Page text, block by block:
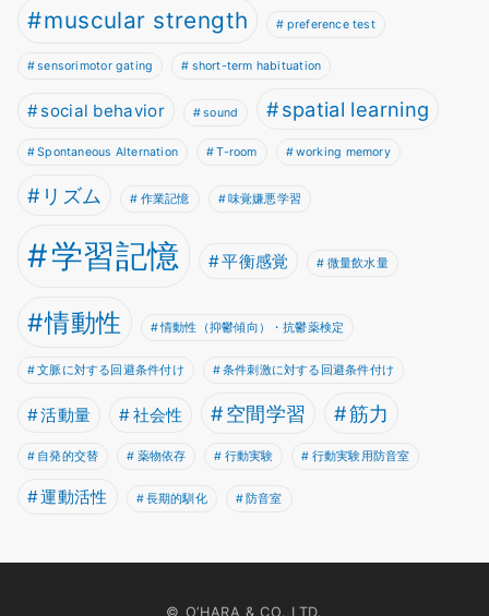
muscular strength preference test
sensorimotor gating short-term habituation
social behavior sound spatial learning
Spontaneous Alternation T-room working memory
リズム 作業記憶 味覚嫌悪学習
学習記憶 平衡感覚 微量飲水量
情動性 情動性（抑鬱傾向）・抗鬱薬検定
文脈に対する回避条件付け 条件刺激に対する回避条件付け
活動量 社会性 空間学習 筋力
自発的交替 薬物依存 行動実験 行動実験用防音室
運動活性 長期的馴化 防音室